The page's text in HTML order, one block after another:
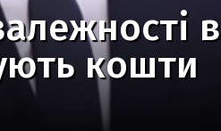
кошти